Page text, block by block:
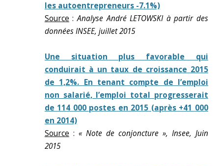
les autoentrepreneurs -7.1%)
Source :Analyse André LETOWSKI à partir des
données INSEE, juillet 2015
Une situation plus favorable qui
conduirait à un taux de croissance 2015
de 1,2%. En tenant compte de l’emploi
non salarié, l’emploi total progresserait
de 114 000 postes en 2015 (après +41 000
en 2014)
Source : « Note de conjoncture », Insee, Juin
2015